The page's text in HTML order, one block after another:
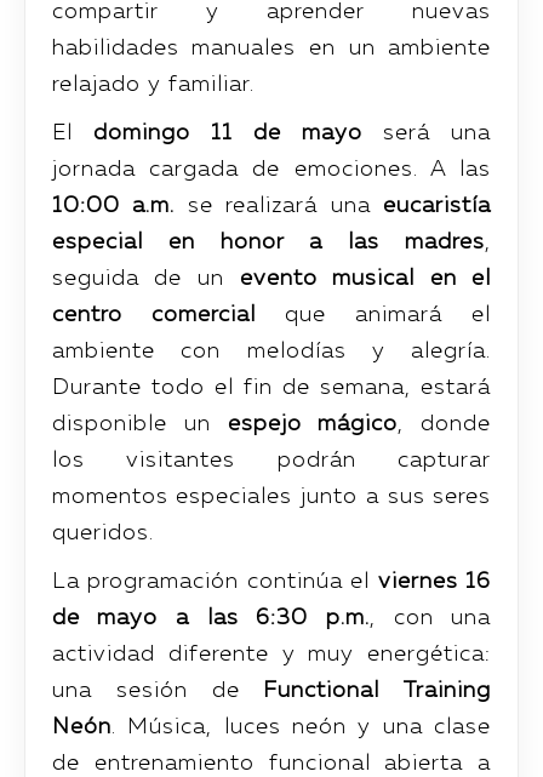
compartir y aprender nuevas
habilidades manuales en un ambiente
relajado y familiar.
El domingo 11 de mayo será una
jornada cargada de emociones. A las
10:00 a.m. se realizará una eucaristía
especial en honor a las madres,
seguida de un evento musical en el
centro comercial
que animará el
ambiente con melodías y alegría.
Durante todo el fin de semana, estará
disponible un espejo mágico, donde
los visitantes podrán capturar
momentos especiales junto a sus seres
queridos.
La programación continúa el viernes 16
de mayo a las 6:30 p.m., con una
actividad diferente y muy energética:
una sesión de
Functional Training
Neón. Música, luces neón y una clase
de entrenamiento funcional abierta a